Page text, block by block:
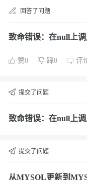
回答了问题
致命错误：在null上
赞0 踩0 评
提交了问题
致命错误：在null上
提交了问题
从MYSQL更新到